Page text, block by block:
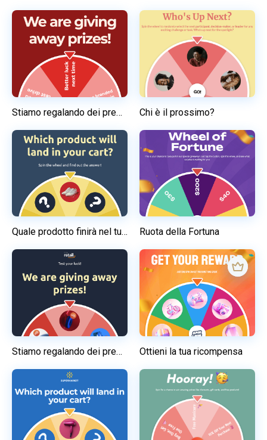
Stiamo regalando dei premi! Chi è il prossimo?
Quale prodotto finirà nel tuo carrello? Ruota della Fortuna
Stiamo regalando dei premi! Ottieni la tua ricompensa